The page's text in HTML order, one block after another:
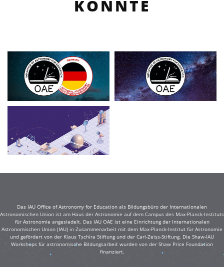
KÖNNTE
Das IAU Office of Astronomy for Education als Bildungsbüro der Internationalen
Astronomischen Union ist am Haus der Astronomie auf dem Campus des Max-Planck-Instituts
für Astronomie angesiedelt. Das IAU OAE ist eine Einrichtung der Internationalen
Astronomischen Union (IAU) in Zusammenarbeit mit dem Max-Planck-Institut für Astronomie
und gefördert von der Klaus Tschira Stiftung und der Carl-Zeiss-Stiftung. Die Shaw-IAU
Workshops für astronomische Bildungsarbeit wurden von der Shaw Price Foundation
finanziert.